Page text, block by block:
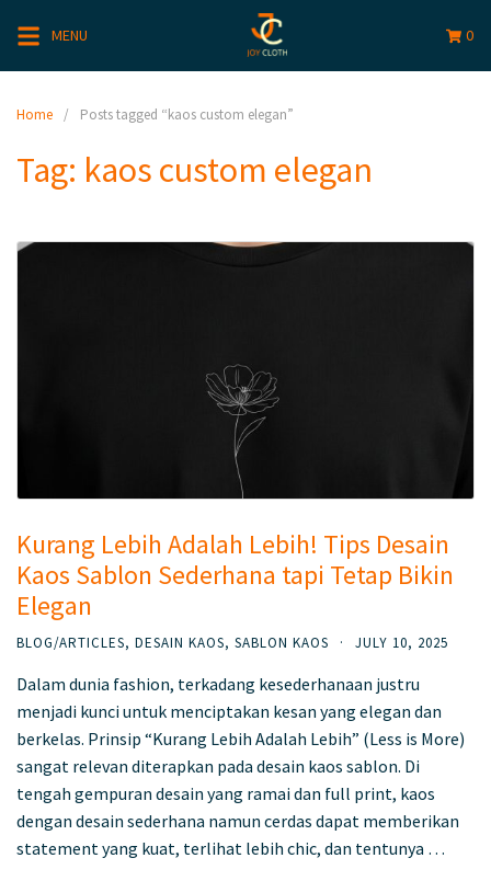
MENU 0
Home Posts tagged “kaos custom elegan”
Tag: kaos custom elegan
Kurang Lebih Adalah Lebih! Tips Desain
Kaos Sablon Sederhana tapi Tetap Bikin
Elegan
BLOG/ARTICLES, DESAIN KAOS, SABLON KAOS · JULY 10, 2025
Dalam dunia fashion, terkadang kesederhanaan justru
menjadi kunci untuk menciptakan kesan yang elegan dan
berkelas. Prinsip “Kurang Lebih Adalah Lebih” (Less is More)
sangat relevan diterapkan pada desain kaos sablon. Di
tengah gempuran desain yang ramai dan full print, kaos
dengan desain sederhana namun cerdas dapat memberikan
statement yang kuat, terlihat lebih chic, dan tentunya …